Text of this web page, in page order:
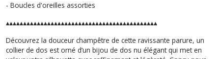
- Boucles d'oreilles assorties
▴▴▴▴▴▴▴▴▴▴▴▴▴▴▴▴▴▴▴▴▴▴▴▴▴▴▴▴▴▴▴▴▴▴▴▴▴▴▴▴▴▴▴▴
Découvrez la douceur champêtre de cette ravissante parure, un
collier de dos est orné d’un bijou de dos nu élégant qui met en